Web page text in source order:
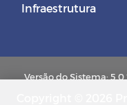
Infraestrutura
Versão do Sistema: